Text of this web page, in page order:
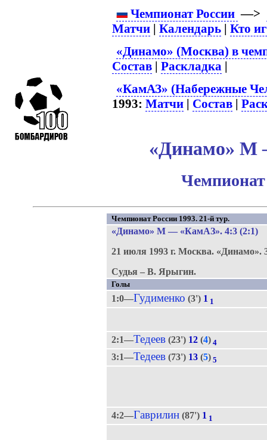
Чемпионат России —>
Матчи |Календарь |Кто
«Динамо» (Москва) в
Состав |Раскладка |
«КамАЗ» (Набережные
1993:Матчи | Состав |
«Динамо» М
Чемпионат
Чемпионат России 1993. 21-й тур.
«Динамо» М— «КамАЗ». 4:3 (2:1)
21 июля 1993 г. Москва. «Динамо».
Судья – В. Ярыгин.
Голы
1:0—Гудименко (3') 1 1
2:1—Тедеев(23') 12(4) 4
3:1—Тедеев(73') 13(5) 5
4:2—Гаврилин(87') 1 1